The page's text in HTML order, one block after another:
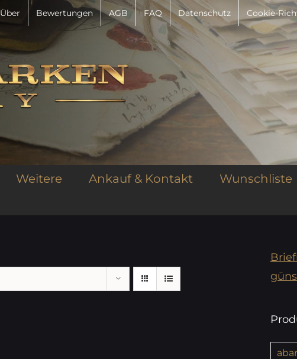
Über Bewertungen AGB FAQ Datenschutz Cookie-
Weitere Ankauf & Kontakt Wunschliste